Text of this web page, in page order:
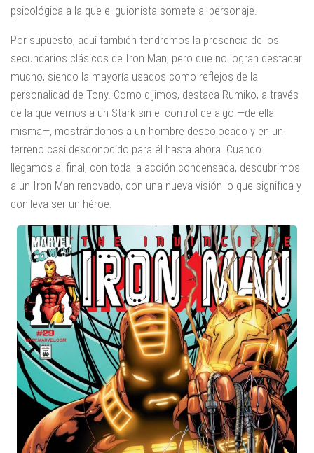
psicológica a la que el guionista somete al personaje.
Por supuesto, aquí también tendremos la presencia de los
secundarios clásicos de Iron Man, pero que no logran destacar
mucho, siendo la mayoría usados como reflejos de la
personalidad de Tony. Como dijimos, destaca Rumiko, a través
de la que vemos a un Stark sin el control de algo —de ella
misma—, mostrándonos a un hombre descolocado y en un
terreno casi desconocido para él hasta ahora. Cuando
llegamos al final, con toda la acción condensada, descubrimos
a un Iron Man renovado, con una nueva visión lo que significa y
conlleva ser un héroe.